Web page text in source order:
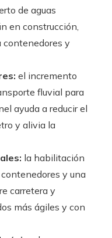
de aguas
en construcción,
contenedores y
el incremento
fluvial para
ayuda a reducir el
y alivia la
la habilitación
y una
carretera y
más ágiles y con